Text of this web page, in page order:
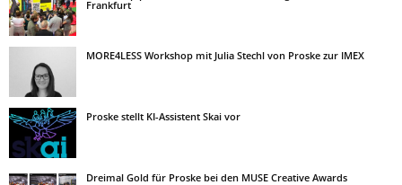
Frankfurt
MORE4LESS Workshop mit Julia Stechl von Proske zur IMEX
Proske stellt KI-Assistent Skai vor
Dreimal Gold für Proske bei den MUSE Creative Awards